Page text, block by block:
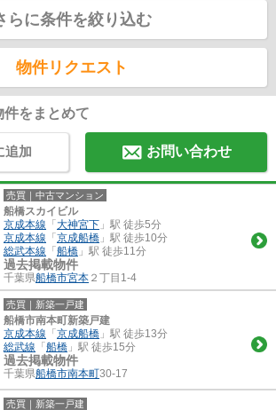
らに条件を絞り込む
物件リクエスト
件をまとめて
追加 お問い合わせ
売買｜中古マンション
船橋スカイビル
京成本線 「 大神宮下 」駅 徒歩5分
京成本線 「 京成船橋 」駅 徒歩10分
総武本線 「 船橋 」駅 徒歩11分
過去掲載物件
千葉県船橋市宮本 ２丁目1-4
売買｜新築一戸建
船橋市南本町新築戸建
京成本線 「 京成船橋 」駅 徒歩13分
総武線 「 船橋 」駅 徒歩15分
過去掲載物件
千葉県船橋市南本町30-17
売買｜新築一戸建